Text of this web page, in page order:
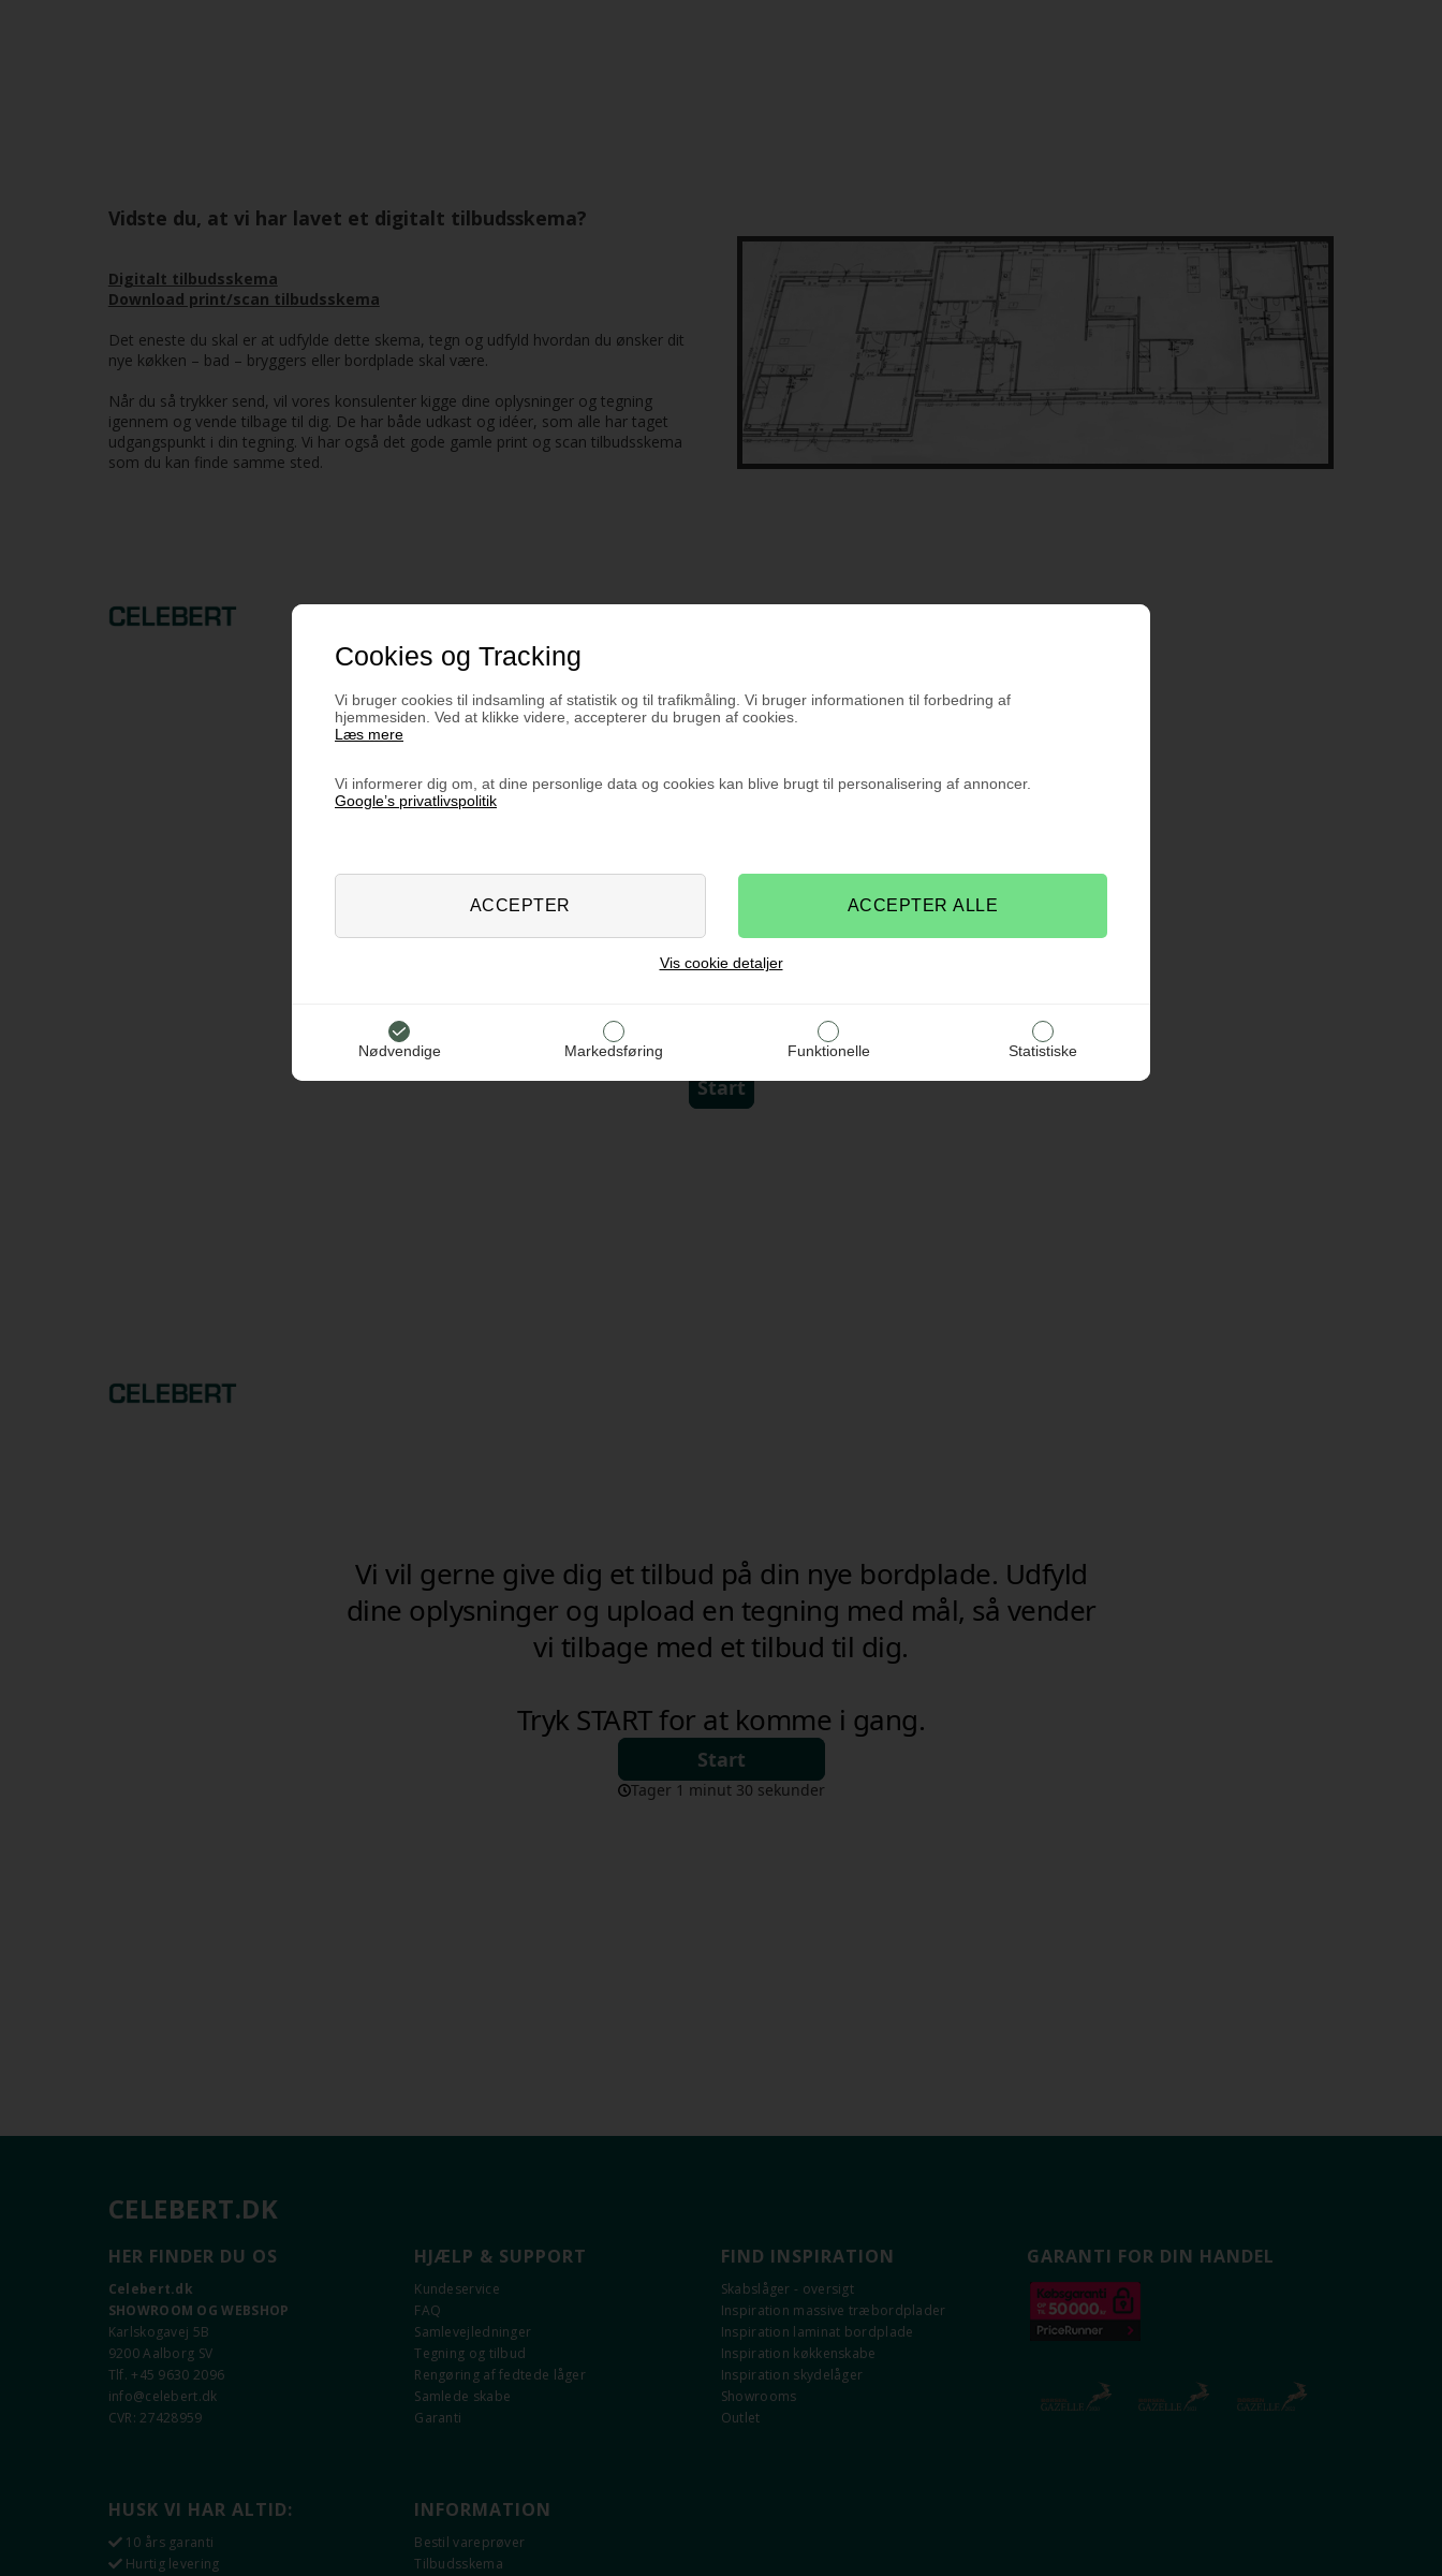
Cookies og Tracking
Vi bruger cookies til indsamling af statistik og til trafikmåling. Vi bruger informationen til forbedring af
hjemmesiden. Ved at klikke videre, accepterer du brugen af cookies.
Læs mere
Vi informerer dig om, at dine personlige data og cookies kan blive brugt til personalisering af annoncer.
Google’s privatlivspolitik
Nødvendige Markedsføring Funktionelle Statistiske
Vis cookie detaljer
Vidste du, at vi har lavet et digitalt tilbudsskema?
Digitalt tilbudsskema
Download print/scan tilbudsskema
Det eneste du skal er at udfylde dette skema, tegn og udfyld hvordan du ønsker dit
nye køkken – bad – bryggers eller bordplade skal være.
Når du så trykker send, vil vores konsulenter kigge dine oplysninger og tegning
igennem og vende tilbage til dig. De har både udkast og idéer, som alle har taget
udgangspunkt i din tegning. Vi har også det gode gamle print og scan tilbudsskema
som du kan finde samme sted.
CELEBERT.DK
HER FINDER DU OS
Celebert.dk
SHOWROOM OG WEBSHOP
Karlskogavej 5B
9200 Aalborg SV
Tlf. +45 9630 2096
info@celebert.dk
CVR: 27428959
HJÆLP & SUPPORT
Kundeservice
FAQ
Samlevejledninger
Tegning og tilbud
Rengøring af fedtede låger
Samlede skabe
Garanti
FIND INSPIRATION
Skabslåger - oversigt
Inspiration massive træbordplader
Inspiration laminat bordplade
Inspiration køkkenskabe
Inspiration skydelåger
Showrooms
Outlet
GARANTI FOR DIN HANDEL
HUSK VI HAR ALTID:
10 års garanti
Hurtig levering
INFORMATION
Bestil vareprøver
Tilbudsskema